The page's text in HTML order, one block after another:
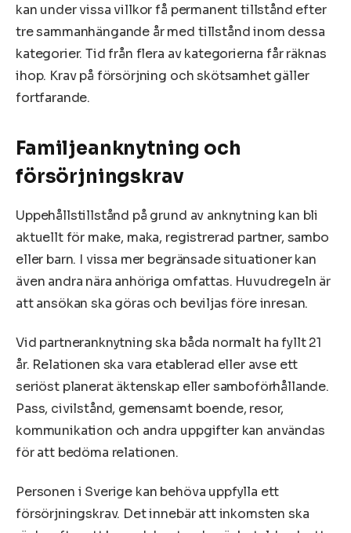
kan under vissa villkor få permanent tillstånd efter
tre sammanhängande år med tillstånd inom dessa
kategorier. Tid från flera av kategorierna får räknas
ihop. Krav på försörjning och skötsamhet gäller
fortfarande.
Familjeanknytning och
försörjningskrav
Uppehållstillstånd på grund av anknytning kan bli
aktuellt för make, maka, registrerad partner, sambo
eller barn. I vissa mer begränsade situationer kan
även andra nära anhöriga omfattas. Huvudregeln är
att ansökan ska göras och beviljas före inresan.
Vid partneranknytning ska båda normalt ha fyllt 21
år. Relationen ska vara etablerad eller avse ett
seriöst planerat äktenskap eller samboförhållande.
Pass, civilstånd, gemensamt boende, resor,
kommunikation och andra uppgifter kan användas
för att bedöma relationen.
Personen i Sverige kan behöva uppfylla ett
försörjningskrav. Det innebär att inkomsten ska